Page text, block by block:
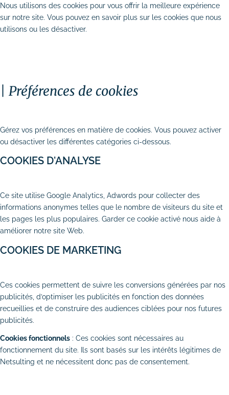
Nous utilisons des cookies pour vous offrir la meilleure expérience
sur notre site. Vous pouvez en savoir plus sur les cookies que nous
utilisons ou les désactiver.
Préférences de cookies
Gérez vos préférences en matière de cookies. Vous pouvez activer
ou désactiver les différentes catégories ci-dessous.
COOKIES D'ANALYSE
Ce site utilise Google Analytics, Adwords pour collecter des
informations anonymes telles que le nombre de visiteurs du site et
les pages les plus populaires. Garder ce cookie activé nous aide à
améliorer notre site Web.
COOKIES DE MARKETING
Ces cookies permettent de suivre les conversions générées par nos
publicités, d’optimiser les publicités en fonction des données
recueillies et de construire des audiences ciblées pour nos futures
publicités.
Cookies fonctionnels : Ces cookies sont nécessaires au
fonctionnement du site. Ils sont basés sur les intérêts légitimes de
Netsulting et ne nécessitent donc pas de consentement.
Stratégie digitale
# Plan d’actions webmarketing
Création et refonte de site internet
# Création de site e-commerce
# Site internet TPE & PME
Acquisition & fidélisation
# Référencement naturel (SEO)
# Référencement payant (SEA)
# Community management (SMO)